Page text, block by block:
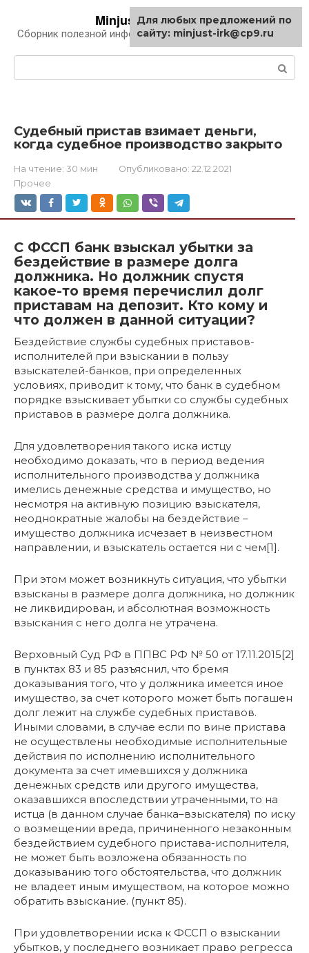
контенту
Minjust-irk.ru
Сборник полезной информации про автомобили
Судебный пристав взимает деньги,
когда судебное производство закрыто
На чтение: 30 мин Опубликовано: 22.12.2021
Прочее
С ФССП банк взыскал убытки за
бездействие в размере долга
должника. Но должник спустя
какое-то время перечислил долг
приставам на депозит. Кто кому и
что должен в данной ситуации?
Бездействие службы судебных приставов-
исполнителей при взыскании в пользу
взыскателей-банков, при определенных
условиях, приводит к тому, что банк в судебном
порядке взыскивает убытки со службы судебных
приставов в размере долга должника.
Для удовлетворения такого иска истцу
необходимо доказать, что в период ведения
исполнительного производства у должника
имелись денежные средства и имущество, но
несмотря на активную позицию взыскателя,
неоднократные жалобы на бездействие –
имущество должника исчезает в неизвестном
направлении, и взыскатель остается ни с чем[1].
При этом может возникнуть ситуация, что убытки
взысканы в размере долга должника, но должник
не ликвидирован, и абсолютная возможность
взыскания с него долга не утрачена.
Верховный Суд РФ в ППВС РФ № 50 от 17.11.2015[2]
в пунктах 83 и 85 разъяснил, что бремя
доказывания того, что у должника имеется иное
имущество, за счет которого может быть погашен
долг лежит на службе судебных приставов.
Иными словами, в случае если по вине пристава
не осуществлены необходимые исполнительные
действия по исполнению исполнительного
документа за счет имевшихся у должника
денежных средств или другого имущества,
оказавшихся впоследствии утраченными, то на
истца (в данном случае банка–взыскателя) по иску
о возмещении вреда, причиненного незаконным
бездействием судебного пристава-исполнителя,
не может быть возложена обязанность по
доказыванию того обстоятельства, что должник
не владеет иным имуществом, на которое можно
обратить взыскание. (пункт 85).
При удовлетворении иска к ФССП о взыскании
убытков, у последнего возникает право регресса
Для любых предложений по
сайту: minjust-irk@cp9.ru